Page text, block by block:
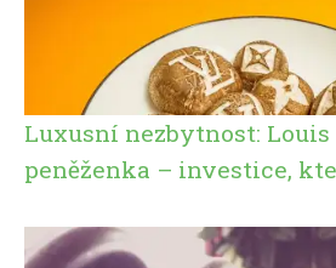
Luxusní nezbytnost:
peněženka – investice,